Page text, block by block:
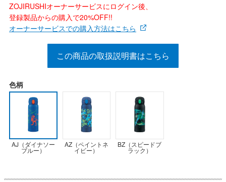
ZOJIRUSHIオーナーサービスにログイン後、
登録製品からの購入で20%OFF!!
オーナーサービスでの購入方法はこちら
この商品の取扱説明書はこちら
色柄
AJ（ダイナソー
ブルー）
AZ（ペイントネ
イビー）
BZ（スピードブ
ラック）